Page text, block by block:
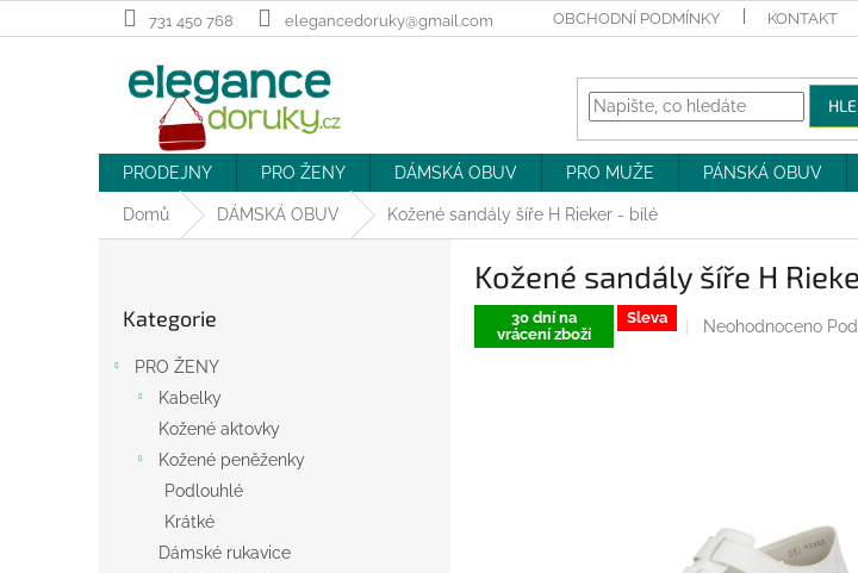
na
731 450 768 elegancedoruky@gmail.com OBCHODNÍ PODMÍNKY KONTAKT
PRODEJNY PRO ŽENY DÁMSKÁ OBUV PRO MUŽE PÁNSKÁ OBUV
Domů DÁMSKÁ OBUV Kožené sandály šíře H Rieker - bílé
kategorie
Kategorie
PRO ŽENY
Kabelky
Kožené aktovky
Kožené peněženky
Podlouhlé
Krátké
Dámské rukavice
Kožené sandály šíře H
30 dní na
vrácení zboží
Sleva
Průměrné
Neohodnoceno